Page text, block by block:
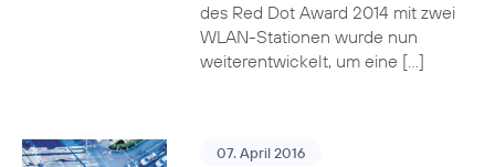
des Red Dot Award 2014 mit zwei
WLAN-Stationen wurde nun
weiterentwickelt, um eine […]
07. April 2016